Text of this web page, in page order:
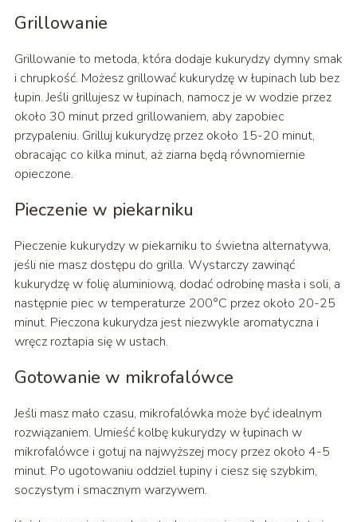
Grillowanie
Grillowanie to metoda, która dodaje kukurydzy dymny smak
i chrupkość. Możesz grillować kukurydzę w łupinach lub bez
łupin. Jeśli grillujesz w łupinach, namocz je w wodzie przez
około 30 minut przed grillowaniem, aby zapobiec
przypaleniu. Grilluj kukurydzę przez około 15-20 minut,
obracając co kilka minut, aż ziarna będą równomiernie
opieczone.
Pieczenie w piekarniku
Pieczenie kukurydzy w piekarniku to świetna alternatywa,
jeśli nie masz dostępu do grilla. Wystarczy zawinąć
kukurydzę w folię aluminiową, dodać odrobinę masła i soli, a
następnie piec w temperaturze 200°C przez około 20-25
minut. Pieczona kukurydza jest niezwykle aromatyczna i
wręcz roztapia się w ustach.
Gotowanie w mikrofalówce
Jeśli masz mało czasu, mikrofalówka może być idealnym
rozwiązaniem. Umieść kolbę kukurydzy w łupinach w
mikrofalówce i gotuj na najwyższej mocy przez około 4-5
minut. Po ugotowaniu oddziel łupiny i ciesz się szybkim,
soczystym i smacznym warzywem.